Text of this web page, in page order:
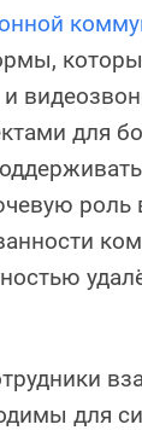
для
для